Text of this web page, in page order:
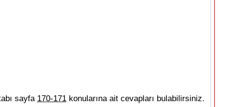
sayfa 170-171konularına ait cevapları bulabilirsiniz.